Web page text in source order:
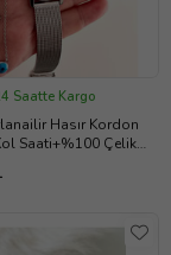
Saatte Kargo
Hasır Kordon
Saati+%100 Çelik
(Gümüş)